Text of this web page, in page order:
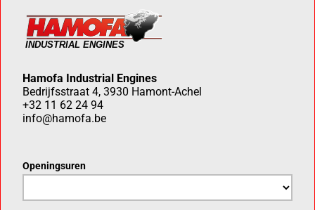
Hamofa Industrial Engines
Bedrijfsstraat 4, 3930 Hamont-Achel
+32 11 62 24 94
info@hamofa.be
Openingsuren